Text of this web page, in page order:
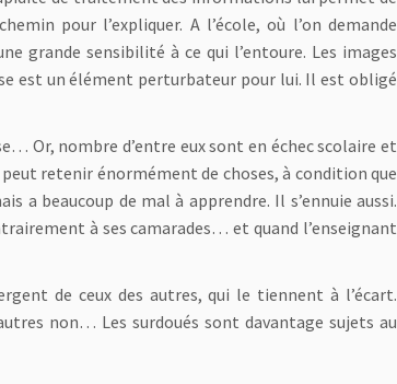
pour l’expliquer. A l’école, où l’on demande
grande sensibilité à ce qui l’entoure. Les images
est un élément perturbateur pour lui. Il est obligé
Or, nombre d’entre eux sont en échec scolaire et
retenir énormément de choses, à condition que
a beaucoup de mal à apprendre. Il s’ennuie aussi.
à ses camarades… et quand l’enseignant
de ceux des autres, qui le tiennent à l’écart.
non… Les surdoués sont davantage sujets au